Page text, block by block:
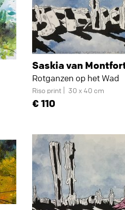
Saskia van
Rotganzen op het Wad
Riso print 30 x 40 cm
110